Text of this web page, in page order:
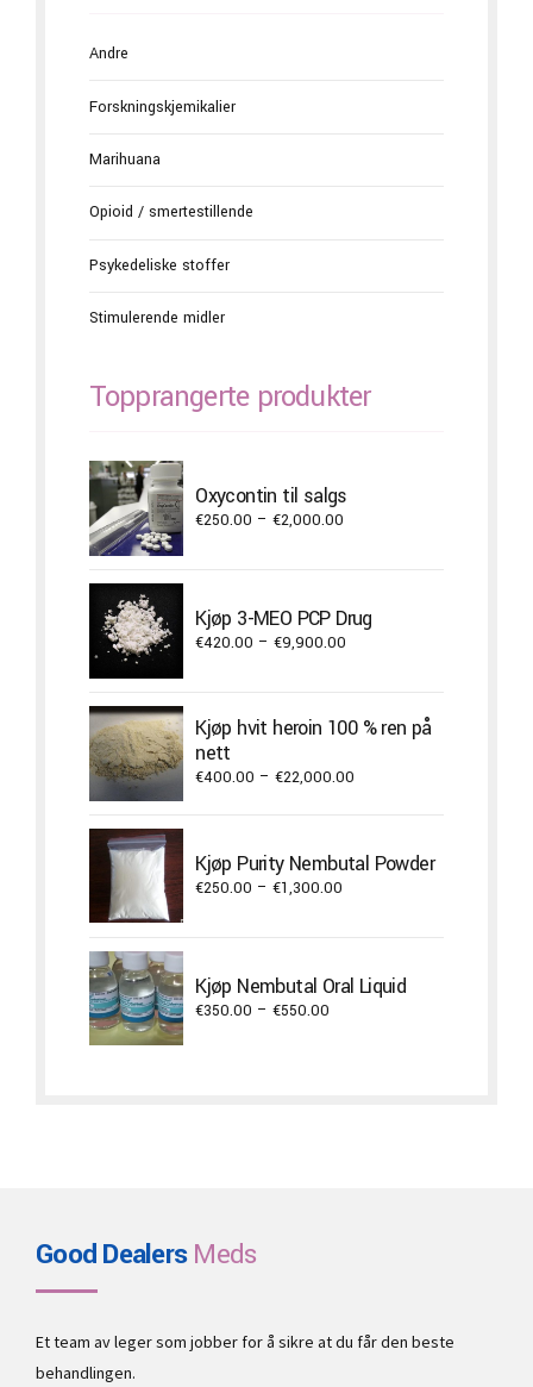
Andre
Forskningskjemikalier
Marihuana
Opioid / smertestillende
Psykedeliske stoffer
Stimulerende midler
Topprangerte produkter
Oxycontin til salgs
€250.00 – €2,000.00
€2,000.00
Kjøp 3-MEO PCP Drug
€420.00 – €9,900.00
through
€9,900.00
Kjøp hvit heroin 100 % ren på
nett
€400.00 – €22,000.00
through
€22,000.00
Kjøp Purity Nembutal Powder
€250.00 – €1,300.00
€1,300.00
Kjøp Nembutal Oral Liquid
€350.00 – €550.00
Good DealersMeds
Et team av leger som jobber for å sikre at du får den beste
behandlingen.